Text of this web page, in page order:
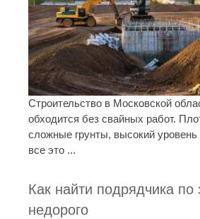
Строительство в Московской
обходится без свайных работ.
сложные грунты, высокий
все это ...
Как найти подрядчика по
недорого